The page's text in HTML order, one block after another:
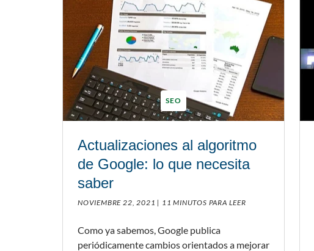
SEO
Actualizaciones al algoritmo
de Google: lo que necesita
saber
NOVIEMBRE 22, 2021 | 11 MINUTOS PARA LEER
Como ya sabemos, Google publica
periódicamente cambios orientados a mejorar